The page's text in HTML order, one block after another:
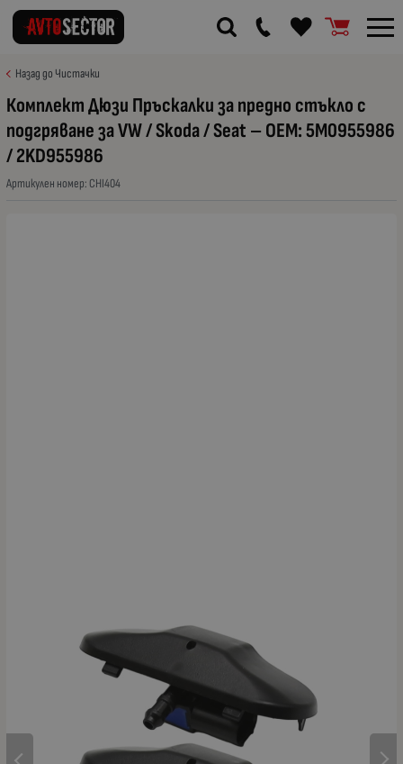
Назад до Чистачки
Комплект Дюзи Пръскалки за предно стъкло с
подгряване за VW / Skoda / Seat – OEM: 5M0955986
/ 2KD955986
Артикулен номер: CHI404